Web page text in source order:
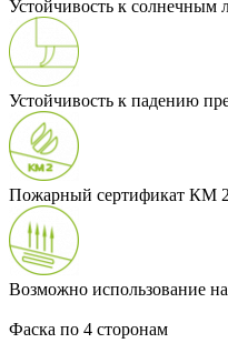
Устойчивость к солнечным
Устойчивость к падению
Пожарный сертификат КМ
Возможно использование
Фаска по 4 сторонам